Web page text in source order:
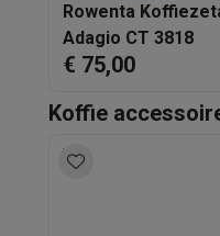
Rowenta
Adagio CT 3818
€ 75,00
Koffie